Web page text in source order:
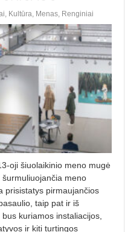
Kultūra Menas Renginiai
oji šiuolaikinio meno mugė
šurmuliuojančia meno
prisistatys pirmaujančios
taip pat ir iš
kuriamos instaliacijos,
ir kiti turtingos